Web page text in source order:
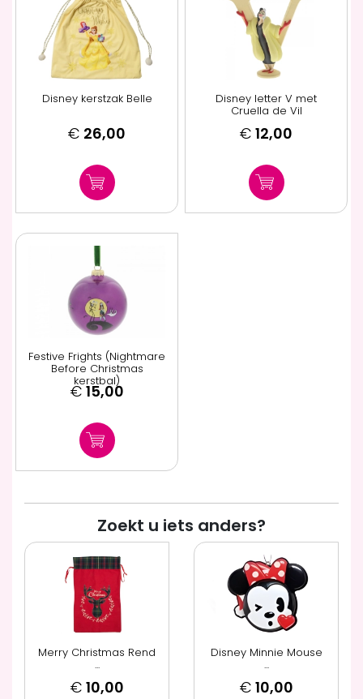
Disney kerstzak Belle
€ 26,00
Disney letter V met
Cruella de Vil
€ 12,00
Festive Frights (Nightmare
Before Christmas
kerstbal)
€ 15,00
Zoekt u iets anders?
Merry Christmas Rend
...
€ 10,00
Disney Minnie Mouse
...
€ 10,00